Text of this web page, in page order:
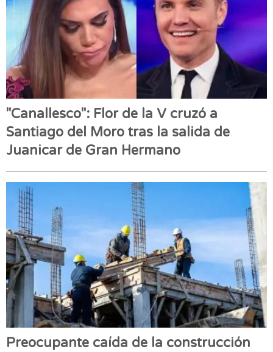
"Canallesco": Flor de la V cruzó a
Santiago del Moro tras la salida de
Juanicar de Gran Hermano
Preocupante caída de la construcción